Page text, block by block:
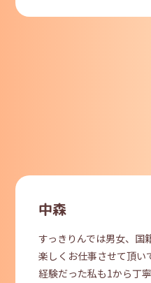
中森
すっきりんでは男女、国
楽しくお仕事させて頂い
経験だった私も1から丁